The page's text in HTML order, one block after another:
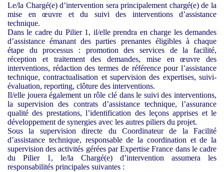
Le/la Chargé(e) d’intervention sera principalement chargé(e) de la
mise en œuvre et du suivi des interventions d’assistance
technique.
Dans le cadre du Pilier 1, il/elle prendra en charge les demandes
d’assistance émanant des parties prenantes éligibles à chaque
étape du processus : promotion des services de la facilité,
réception et traitement des demandes, mise en œuvre des
interventions, rédaction des termes de référence pour l’assistance
technique, contractualisation et supervision des expertises, suivi-
évaluation, reporting, clôture des interventions.
Il/elle jouera également un rôle clé dans le suivi des interventions,
la supervision des contrats d’assistance technique, l’assurance
qualité des prestations, l’identification des leçons apprises et le
développement de synergies avec les autres piliers du projet.
Sous la supervision directe du Coordinateur de la Facilité
d’assistance technique, responsable de la coordination et de la
supervision des activités gérées par Expertise France dans le cadre
du Pilier 1, le/la Chargé(e) d’intervention assumera les
responsabilités principales suivantes :